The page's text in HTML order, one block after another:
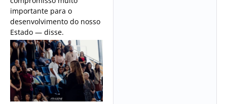
importante para o
desenvolvimento do nosso
Estado — disse.